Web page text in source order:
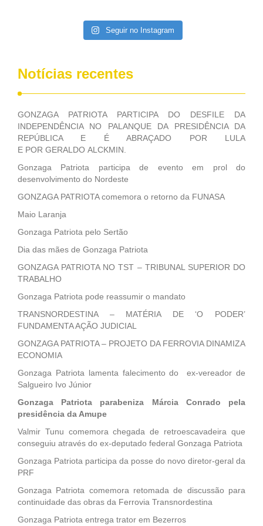
Seguir no Instagram
Notícias recentes
GONZAGA PATRIOTA PARTICIPA DO DESFILE DA
INDEPENDÊNCIA NO PALANQUE DA PRESIDÊNCIA DA
REPÚBLICA E É ABRAÇADO POR LULA
E POR GERALDO ALCKMIN.
Gonzaga Patriota participa de evento em prol do
desenvolvimento do Nordeste
GONZAGA PATRIOTA comemora o retorno da FUNASA
Maio Laranja
Gonzaga Patriota pelo Sertão
Dia das mães de Gonzaga Patriota
GONZAGA PATRIOTA NO TST – TRIBUNAL SUPERIOR DO
TRABALHO
Gonzaga Patriota pode reassumir o mandato
TRANSNORDESTINA – MATÉRIA DE ‘O PODER’
FUNDAMENTA AÇÃO JUDICIAL
GONZAGA PATRIOTA – PROJETO DA FERROVIA DINAMIZA
ECONOMIA
Gonzaga Patriota lamenta falecimento do ex-vereador de
Salgueiro Ivo Júnior
Gonzaga Patriota parabeniza Márcia Conrado pela
presidência da Amupe
Valmir Tunu comemora chegada de retroescavadeira que
conseguiu através do ex-deputado federal Gonzaga Patriota
Gonzaga Patriota participa da posse do novo diretor-geral da
PRF
Gonzaga Patriota comemora retomada de discussão para
continuidade das obras da Ferrovia Transnordestina
Gonzaga Patriota entrega trator em Bezerros